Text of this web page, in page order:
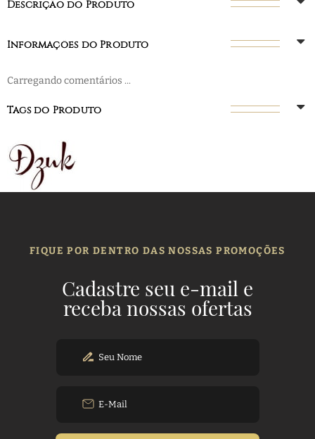
Descrição do Produto
Informações do Produto
Carregando comentários ...
Tags do Produto
FIQUE POR DENTRO DAS NOSSAS PROMOÇÕES
Cadastre seu e-mail e
receba nossas ofertas